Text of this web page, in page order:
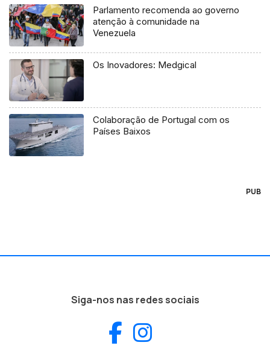
Parlamento recomenda ao governo
atenção à comunidade na
Venezuela
Os Inovadores: Medgical
Colaboração de Portugal com os
Países Baixos
PUB
Siga-nos nas redes sociais
Facebook